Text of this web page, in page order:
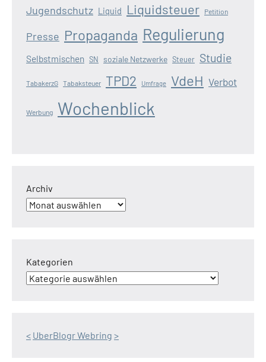
Jugendschutz Liquid Liquidsteuer Petition
Presse Propaganda Regulierung
Selbstmischen SN soziale Netzwerke Steuer Studie
TabakerzG Tabaksteuer TPD2 Umfrage VdeH Verbot
Werbung Wochenblick
Archiv
Kategorien
< UberBlogr Webring >